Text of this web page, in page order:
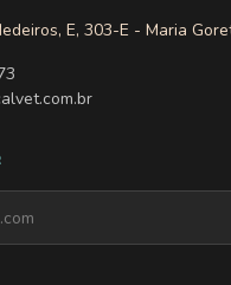
E, 303-E - Maria